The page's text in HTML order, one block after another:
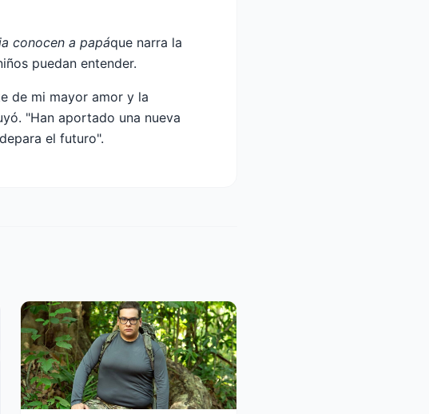
conocen a papáque narra la
puedan entender.
de mi mayor amor y la
"Han aportado una nueva
el futuro".